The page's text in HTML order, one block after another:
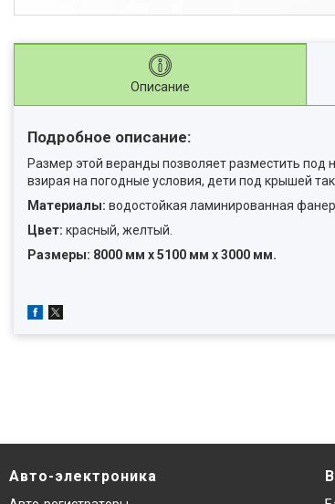
Описание
Подробное описание:
Размер этой веранды позволяет разместить
взирая на погодные условия, дети под крышей
Материалы: водостойкая ламинированная
Цвет: красный, желтый.
Размеры: 8000 мм х 5100 мм х 3000 мм.
Авто-электроника